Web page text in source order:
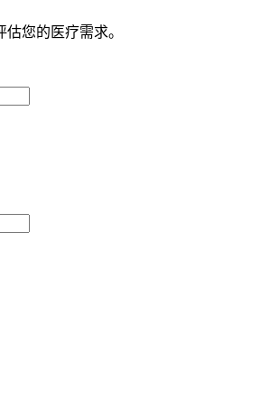
您的医疗需求。